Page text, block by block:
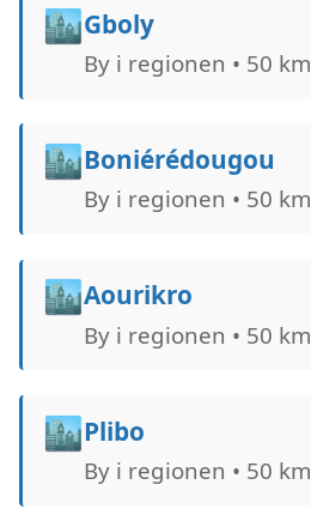
🏙️Gboly
By i regionen • 50 km
🏙️Boniérédougou
By i regionen • 50 km
🏙️Aourikro
By i regionen • 50 km
🏙️Plibo
By i regionen • 50 km